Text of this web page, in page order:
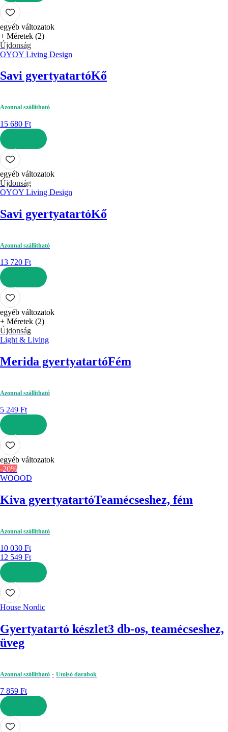
KOSÁRBA
egyéb változatok
+ Méretek (2)
Újdonság
OYOY Living Design
Savi gyertyatartóKő
Azonnal szállítható
15 680 Ft
KOSÁRBA
egyéb változatok
Újdonság
OYOY Living Design
Savi gyertyatartóKő
Azonnal szállítható
13 720 Ft
KOSÁRBA
egyéb változatok
+ Méretek (2)
Újdonság
Light & Living
Merida gyertyatartóFém
Azonnal szállítható
5 249 Ft
KOSÁRBA
egyéb változatok
-20%
WOOOD
Kiva gyertyatartóTeamécseshez, fém
Azonnal szállítható
10 030 Ft
12 549 Ft
KOSÁRBA
House Nordic
Gyertyatartó készlet3 db-os, teamécseshez,
üveg
Azonnal szállítható Utolsó darabok
7 859 Ft
KOSÁRBA